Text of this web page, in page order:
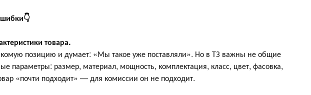
товара.
позицию и думает: «Мы такое уже поставляли». Но в ТЗ важны не общие
параметры: размер, материал, мощность, комплектация, класс, цвет, фасовка,
«почти подходит» — для комиссии он не подходит.